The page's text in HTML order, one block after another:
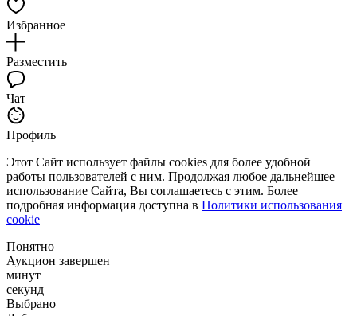
Избранное
Разместить
Чат
Профиль
Этот Сайт использует файлы cookies для более удобной
работы пользователей с ним. Продолжая любое дальнейшее
использование Сайта, Вы соглашаетесь с этим. Более
подробная информация доступна в Политики использования
cookie
Понятно
Аукцион завершен
минут
секунд
Выбрано